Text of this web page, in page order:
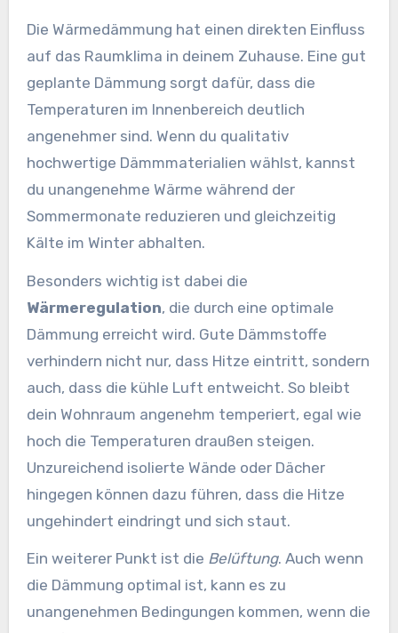
Die Wärmedämmung hat einen direkten Einfluss
auf das Raumklima in deinem Zuhause. Eine gut
geplante Dämmung sorgt dafür, dass die
Temperaturen im Innenbereich deutlich
angenehmer sind. Wenn du qualitativ
hochwertige Dämmmaterialien wählst, kannst
du unangenehme Wärme während der
Sommermonate reduzieren und gleichzeitig
Kälte im Winter abhalten.
Besonders wichtig ist dabei die
Wärmeregulation, die durch eine optimale
Dämmung erreicht wird. Gute Dämmstoffe
verhindern nicht nur, dass Hitze eintritt, sondern
auch, dass die kühle Luft entweicht. So bleibt
dein Wohnraum angenehm temperiert, egal wie
hoch die Temperaturen draußen steigen.
Unzureichend isolierte Wände oder Dächer
hingegen können dazu führen, dass die Hitze
ungehindert eindringt und sich staut.
Ein weiterer Punkt ist die Belüftung. Auch wenn
die Dämmung optimal ist, kann es zu
unangenehmen Bedingungen kommen, wenn die